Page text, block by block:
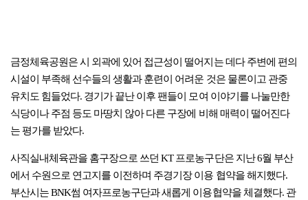
금정체육공원은 시 외곽에 있어 접근성이 떨어지는 데다 주변에 편의
시설이 부족해 선수들의 생활과 훈련이 어려운 것은 물론이고 관중
유치도 힘들었다. 경기가 끝난 이후 팬들이 모여 이야기를 나눌만한
식당이나 주점 등도 마땅치 않아 다른 구장에 비해 매력이 떨어진다
는 평가를 받았다.
사직실내체육관을 홈구장으로 쓰던 KT 프로농구단은 지난 6월 부산
에서 수원으로 연고지를 이전하며 주경기장 이용 협약을 해지했다.
부산시는 BNK썸 여자프로농구단과 새롭게 이용협약을 체결했다. 관